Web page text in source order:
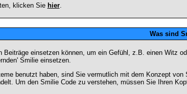
klicken Sie hier.
Was sind
einsetzen können, um ein Gefühl, z.B. einen Witz
Smilie einsetzen.
benutzt haben, sind Sie vermutlich mit dem Konzept
Um den Smilie Code zu verstehen, müssen Sie Ihren